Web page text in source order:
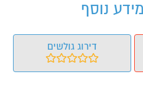
דירוג גולשים